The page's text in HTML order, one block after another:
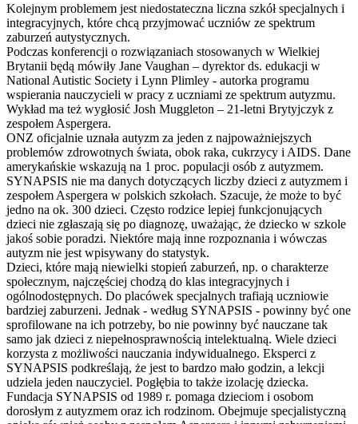
Kolejnym problemem jest niedostateczna liczna szkół specjalnych i
integracyjnych, które chcą przyjmować uczniów ze spektrum
zaburzeń autystycznych.
Podczas konferencji o rozwiązaniach stosowanych w Wielkiej
Brytanii będą mówiły Jane Vaughan – dyrektor ds. edukacji w
National Autistic Society i Lynn Plimley - autorka programu
wspierania nauczycieli w pracy z uczniami ze spektrum autyzmu.
Wykład ma też wygłosić Josh Muggleton – 21-letni Brytyjczyk z
zespołem Aspergera.
ONZ oficjalnie uznała autyzm za jeden z najpoważniejszych
problemów zdrowotnych świata, obok raka, cukrzycy i AIDS. Dane
amerykańskie wskazują na 1 proc. populacji osób z autyzmem.
SYNAPSIS nie ma danych dotyczących liczby dzieci z autyzmem i
zespołem Aspergera w polskich szkołach. Szacuje, że może to być
jedno na ok. 300 dzieci. Często rodzice lepiej funkcjonujących
dzieci nie zgłaszają się po diagnozę, uważając, że dziecko w szkole
jakoś sobie poradzi. Niektóre mają inne rozpoznania i wówczas
autyzm nie jest wpisywany do statystyk.
Dzieci, które mają niewielki stopień zaburzeń, np. o charakterze
społecznym, najczęściej chodzą do klas integracyjnych i
ogólnodostępnych. Do placówek specjalnych trafiają uczniowie
bardziej zaburzeni. Jednak - według SYNAPSIS - powinny być one
sprofilowane na ich potrzeby, bo nie powinny być nauczane tak
samo jak dzieci z niepełnosprawnością intelektualną. Wiele dzieci
korzysta z możliwości nauczania indywidualnego. Eksperci z
SYNAPSIS podkreślają, że jest to bardzo mało godzin, a lekcji
udziela jeden nauczyciel. Pogłębia to także izolację dziecka.
Fundacja SYNAPSIS od 1989 r. pomaga dzieciom i osobom
dorosłym z autyzmem oraz ich rodzinom. Obejmuje specjalistyczną